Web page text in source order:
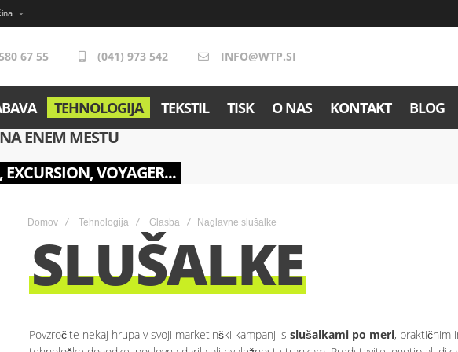
67 55 (041) 973 542 INFO@WTP.SI
TEHNOLOGIJA TEKSTIL TISK O NAS KONTAKT BLOG
ENEM MESTU
VOYAGER...
Domov Tehnologija Glasba Naglavne slušalke
SLUŠALKE
Povzročite nekaj hrupa v svoji marketinški kampanji s slušalkami po meri, praktičnim